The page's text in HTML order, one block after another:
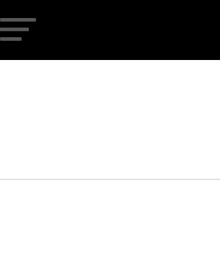
InsideXbox.de